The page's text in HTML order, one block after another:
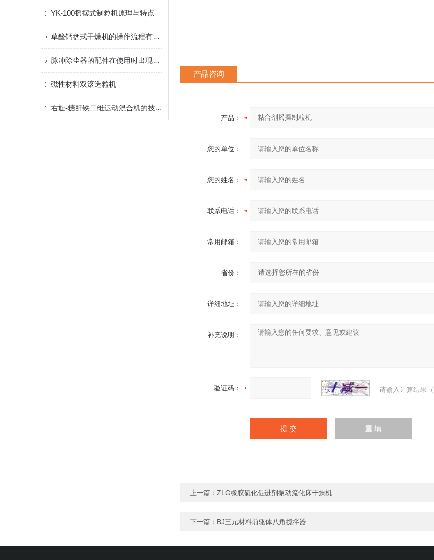
YK-100摇摆式制粒机原理与特点
草酸钙盘式干燥机的操作流程有哪几个步骤呢
脉冲除尘器的配件在使用时出现的问题
磁性材料双滚造粒机
右旋-糖酐铁二维运动混合机的技术应用
产品咨询
产品：
您的单位：
您的姓名：
联系电话：
常用邮箱：
省份：
详细地址：
补充说明：
验证码： 请输入计算结果
上一篇： ZLG橡胶硫化促进剂振动流化床干燥机
下一篇： BJ三元材料前驱体八角搅拌器